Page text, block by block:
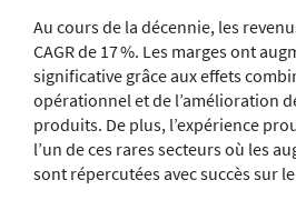
Au cours de la décennie, les
CAGR de 17 %. Les marges ont
significative grâce aux effets
opérationnel et de l’amélioration
produits. De plus, l’expérience
l’un de ces rares secteurs où les
sont répercutées avec succès sur